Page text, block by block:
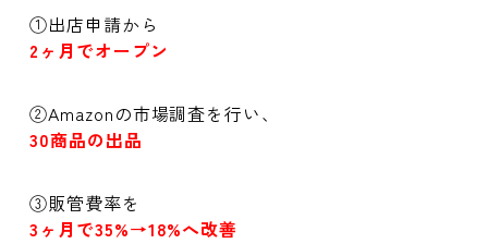
①出店申請から
2ヶ月でオープン
②Amazonの市場調査を行い、
30商品の出品
③販管費率を
3ヶ月で35%→18%へ改善